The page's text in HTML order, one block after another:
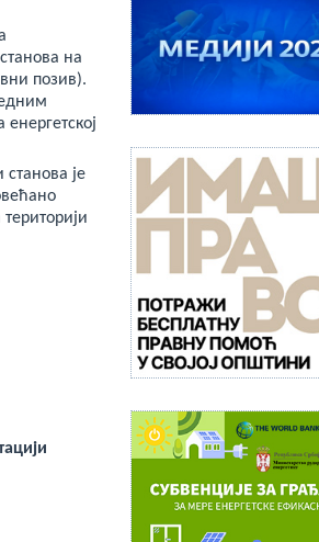
на
позив).
је